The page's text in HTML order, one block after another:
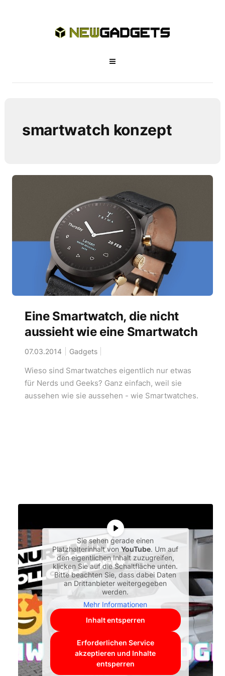
smartwatch konzept
Eine Smartwatch, die nicht
aussieht wie eine Smartwatch
07.03.2014 Gadgets
Wieso sind Smartwatches eigentlich nur etwas
für Nerds und Geeks? Ganz einfach, weil sie
aussehen wie sie aussehen - wie Smartwatches.
Sie sehen gerade einen
Platzhalterinhalt vonYouTube. Um auf
den eigentlichen Inhalt zuzugreifen,
klicken Sie auf die Schaltfläche unten.
Bitte beachten Sie, dass dabei Daten
an Drittanbieter weitergegeben
werden.
Mehr Informationen
Inhalt entsperren
Erforderlichen Service
akzeptieren und Inhalte
entsperren